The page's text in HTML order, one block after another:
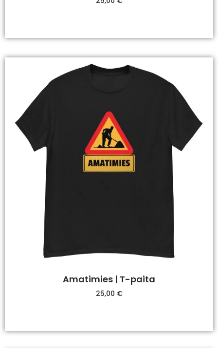
Amatimies | T-paita
25,00 €